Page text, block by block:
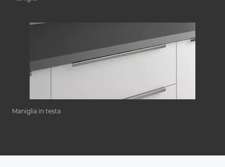
Maniglia in testa